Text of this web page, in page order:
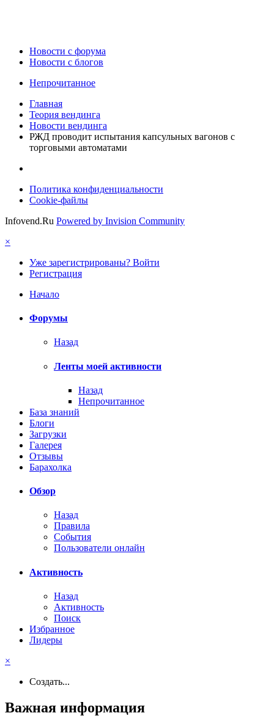
Новости c форума
Новости с блогов
Непрочитанное
Главная
Теория вендинга
Новости вендинга
РЖД проводит испытания капсульных вагонов с
торговыми автоматами
Политика конфиденциальности
Cookie-файлы
Infovend.Ru Powered by Invision Community
×
Уже зарегистрированы? Войти
Регистрация
Начало
Форумы
Назад
Ленты моей активности
Назад
Непрочитанное
База знаний
Блоги
Загрузки
Галерея
Отзывы
Барахолка
Обзор
Назад
Правила
События
Пользователи онлайн
Активность
Назад
Активность
Поиск
Избранное
Лидеры
×
Создать...
Важная информация